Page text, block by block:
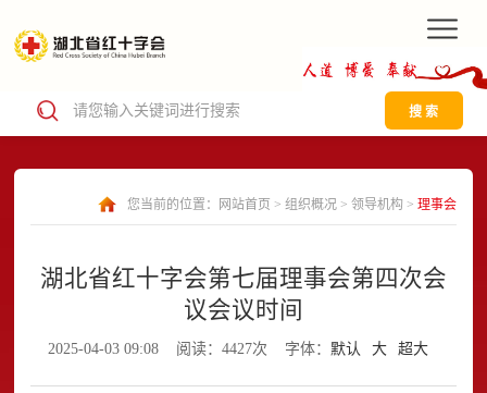
搜 索
您当前的位置： 网站首页 > 组织概况> 领导机构 > 理事会
湖北省红十字会第七届理事会第四次会
议会议时间
2025-04-03 09:08 阅读：4427次 字体： 默认 大 超大